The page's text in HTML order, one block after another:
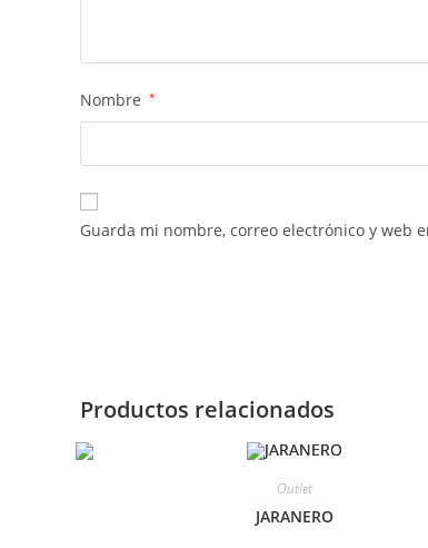
Nombre *
Guarda mi nombre, correo electrónico y web
Productos relacionados
Outlet
JARANERO